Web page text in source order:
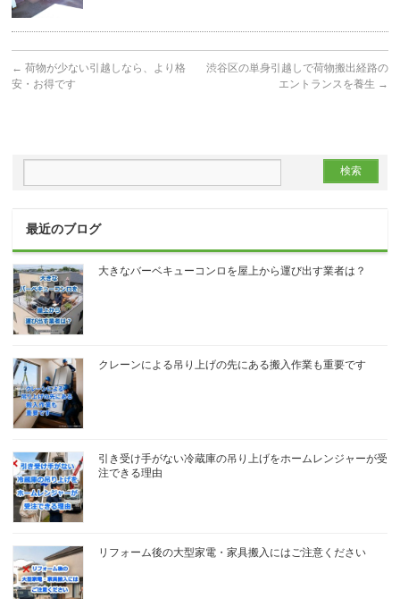
← 荷物が少ない引越しなら、より格
安・お得です
渋谷区の単身引越しで荷物搬出経路の
エントランスを養生 →
最近のブログ
大きなバーベキューコンロを屋上から運び出す業者は？
クレーンによる吊り上げの先にある搬入作業も重要です
引き受け手がない冷蔵庫の吊り上げをホームレンジャーが受
注できる理由
リフォーム後の大型家電・家具搬入にはご注意ください